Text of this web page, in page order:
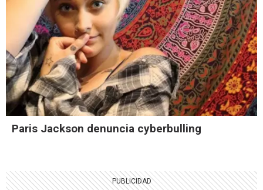
Paris Jackson denuncia cyberbulling